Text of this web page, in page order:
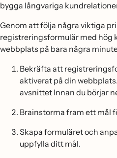
bygga långvariga
Genom att följa några viktiga
registreringsformulär med hög
webbplats på bara några
Bekräfta att
aktiverat på din
avsnittet Innan du börjar
Brainstorma fram ett mål
Skapa formuläret och
uppfylla ditt mål.